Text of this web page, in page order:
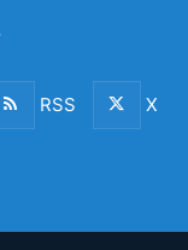
RSS X